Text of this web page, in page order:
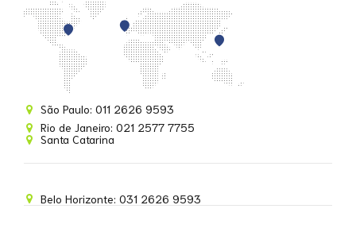
São Paulo: 011 2626 9593
Rio de Janeiro: 021 2577 7755
Santa Catarina
Belo Horizonte: 031 2626 9593
Online agora